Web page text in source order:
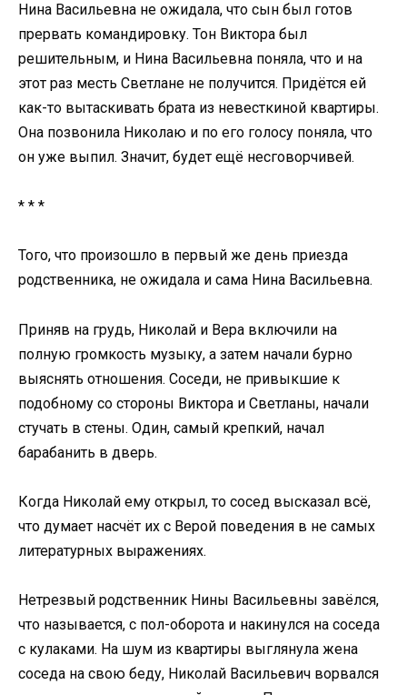
Нина Васильевна не ожидала, что сын был готов
прервать командировку. Тон Виктора был
решительным, и Нина Васильевна поняла, что и на
этот раз месть Светлане не получится. Придётся ей
как-то вытаскивать брата из невесткиной квартиры.
Она позвонила Николаю и по его голосу поняла, что
он уже выпил. Значит, будет ещё несговорчивей.
* * *
Того, что произошло в первый же день приезда
родственника, не ожидала и сама Нина Васильевна.
Приняв на грудь, Николай и Вера включили на
полную громкость музыку, а затем начали бурно
выяснять отношения. Соседи, не привыкшие к
подобному со стороны Виктора и Светланы, начали
стучать в стены. Один, самый крепкий, начал
барабанить в дверь.
Когда Николай ему открыл, то сосед высказал всё,
что думает насчёт их с Верой поведения в не самых
литературных выражениях.
Нетрезвый родственник Нины Васильевны завёлся,
что называется, с пол-оборота и накинулся на соседа
с кулаками. На шум из квартиры выглянула жена
соседа на свою беду, Николай Васильевич ворвался